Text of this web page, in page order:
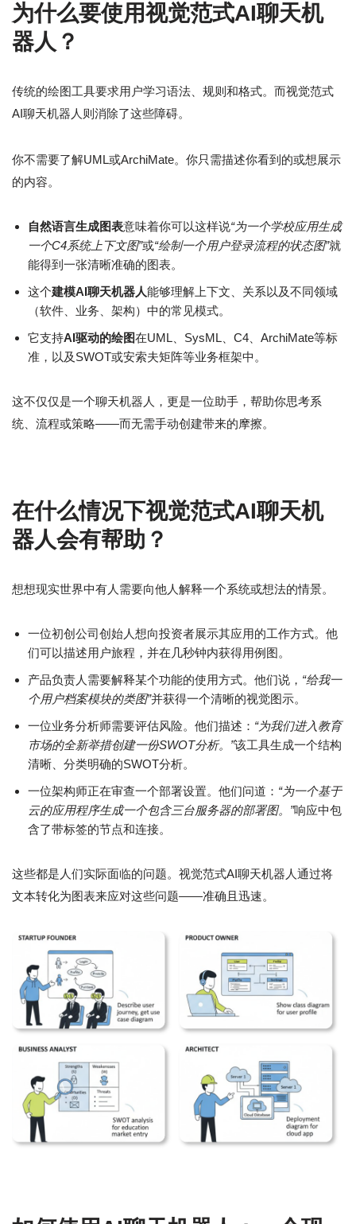
为什么要使用视觉范式AI聊天机
器人？
传统的绘图工具要求用户学习语法、规则和格式。而视觉范式
AI聊天机器人则消除了这些障碍。
你不需要了解UML或ArchiMate。你只需描述你看到的或想展示
的内容。
自然语言生成图表意味着你可以这样说“为一个学校应用生成
一个C4系统上下文图”或“绘制一个用户登录流程的状态图”就
能得到一张清晰准确的图表。
这个建模AI聊天机器人能够理解上下文、关系以及不同领域
（软件、业务、架构）中的常见模式。
它支持AI驱动的绘图在UML、SysML、C4、ArchiMate等标
准，以及SWOT或安索夫矩阵等业务框架中。
这不仅仅是一个聊天机器人，更是一位助手，帮助你思考系
统、流程或策略——而无需手动创建带来的摩擦。
在什么情况下视觉范式AI聊天机
器人会有帮助？
想想现实世界中有人需要向他人解释一个系统或想法的情景。
一位初创公司创始人想向投资者展示其应用的工作方式。他
们可以描述用户旅程，并在几秒钟内获得用例图。
产品负责人需要解释某个功能的使用方式。他们说， “给我一
个用户档案模块的类图”并获得一个清晰的视觉图示。
一位业务分析师需要评估风险。他们描述： “为我们进入教育
市场的全新举措创建一份SWOT分析。”该工具生成一个结构
清晰、分类明确的SWOT分析。
一位架构师正在审查一个部署设置。他们问道： “为一个基于
云的应用程序生成一个包含三台服务器的部署图。”响应中包
含了带标签的节点和连接。
这些都是人们实际面临的问题。视觉范式AI聊天机器人通过将
文本转化为图表来应对这些问题——准确且迅速。